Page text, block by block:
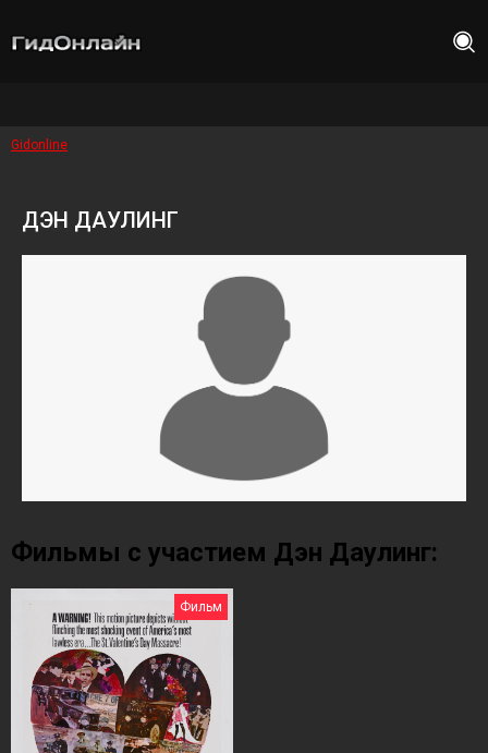
Gidonline
ДЭН ДАУЛИНГ
Фильмы с участием Дэн Даулинг:
Фильм